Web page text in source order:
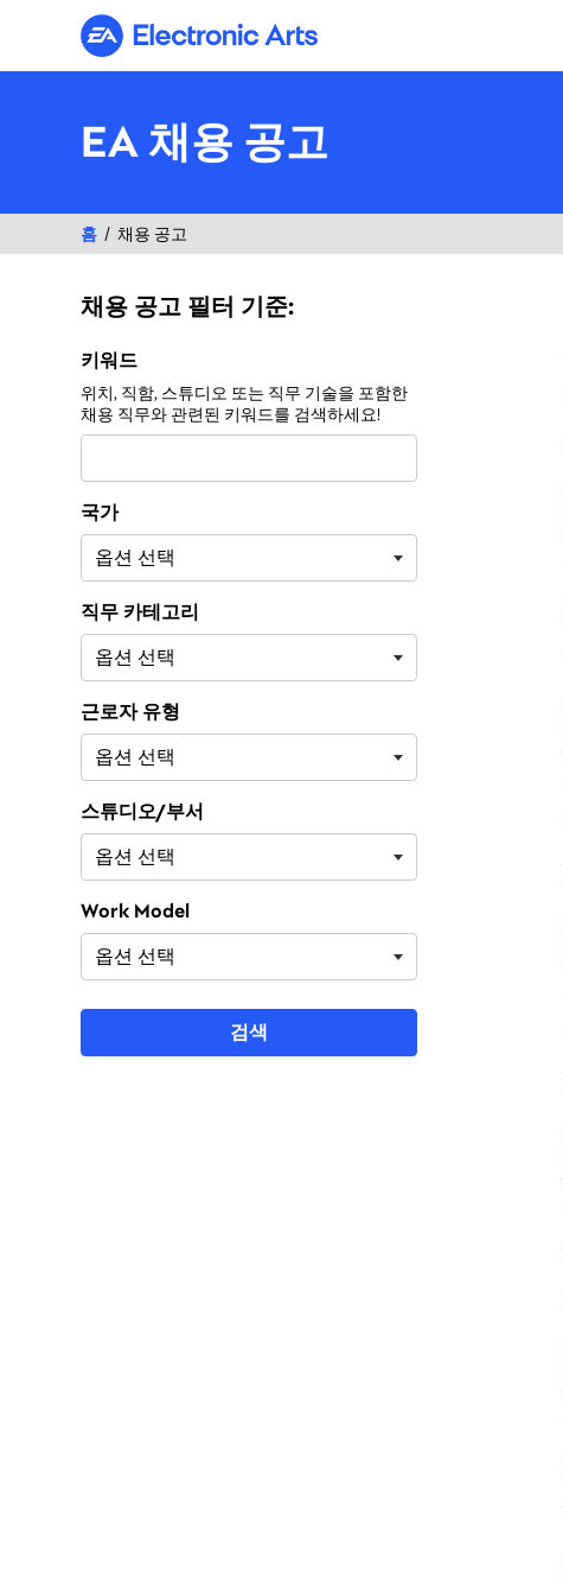
Electronic Arts
EA 채용 공고
홈 채용 공고
채용 공고 필터 기준:
채용 공고 필터 기준:
키워드
위치, 직함, 스튜디오 또는 직무 기술을 포함한
채용 직무와 관련된 키워드를 검색하세요!
국가
직무 카테고리
근로자 유형
스튜디오/부서
Work Model
검색